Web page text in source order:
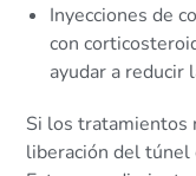
Inyecciones de
con
ayudar a reducir
Si los tratamientos
liberación del túnel